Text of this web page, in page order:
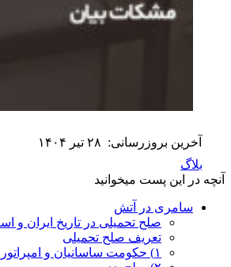
آخرین بروزرسانی: ۲۸ تیر ۱۴۰۴
بلاگ
آنچه در این پست میخوانید
سامری در آتش
صلح تحمیلی در تاریخ ایران و
تعریف صلح تحمیلی
۱) حکومت ساسانیان و امپراتوری روم